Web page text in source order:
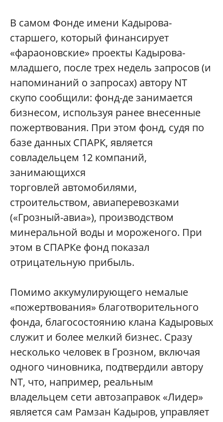
В самом Фонде имени Кадырова-
старшего, который финансирует
«фараоновские» проекты Кадырова-
младшего, после трех недель запросов (и
напоминаний о запросах) автору NT
скупо сообщили: фонд-де занимается
бизнесом, используя ранее внесенные
пожертвования. При этом фонд, судя по
базе данных СПАРК, является
совладельцем 12 компаний,
занимающихся
торговлей автомобилями,
строительством, авиаперевозками
(«Грозный-авиа»), производством
минеральной воды и мороженого. При
этом в СПАРКе фонд показал
отрицательную прибыль.
Помимо аккумулирующего немалые
«пожертвования» благотворительного
фонда, благосостоянию клана Кадыровых
служит и более мелкий бизнес. Сразу
несколько человек в Грозном, включая
одного чиновника, подтвердили автору
NT, что, например, реальным
владельцем сети автозаправок «Лидер»
является сам Рамзан Кадыров, управляет